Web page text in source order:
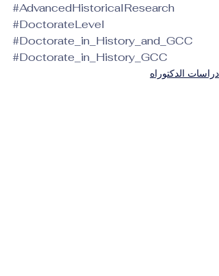
#AdvancedHistoricalResearch
#DoctorateLevel
#Doctorate_in_History_and_GCC
#Doctorate_in_History_GCC
دراسات الدكتوراه